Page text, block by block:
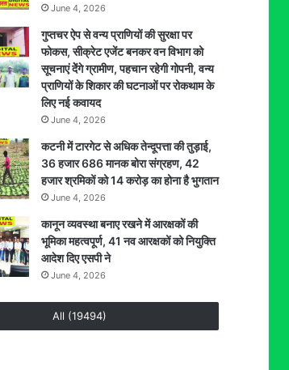
June 4, 2026
गुप्तचर ऐप से वन्य प्राणियों की सुरक्षा पर
फोकस, सीक्रेट एजेंट बनकर वन विभाग को
सूचनाएं देेंगे ग्रामीण, पहचान रहेगी गोपनी, वन्य
प्राणियों के शिकार की घटनाओं पर रोकथाम के
लिए नई कवायद
June 4, 2026
कटनी में टारगेट से अधिक तेन्दूपत्ता की तुड़ाई,
36 हजार 686 मानक बोरा संग्रहण, 42
हजार श्रमिकों को 14 करोड़ का होना है भुगतान
June 4, 2026
कानून व्यवस्था बनाए रखने में आरक्षकों की
भूमिका महत्वपूर्ण, 41 नव आरक्षकों को नियुक्ति
आदेश दिए एसपी ने
June 4, 2026
All (19494)